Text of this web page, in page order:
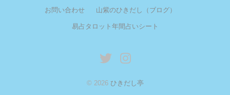
お問い合わせ 山紫のひきだし（ブログ）
易占タロット年間占いシート
twitterinstagram
© 2026 ひきだし亭